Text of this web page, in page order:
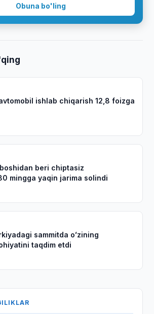
Obuna bo'ling
ishlab chiqarish 12,8 foizga
beri chiptasiz
mingga yaqin jarima solindi
sammitda oʻzining
taqdim etdi